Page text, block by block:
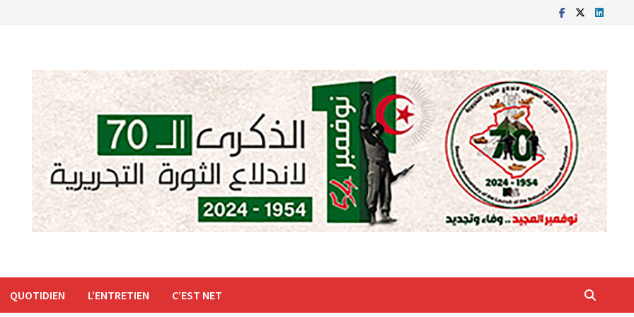
QUOTIDIEN L’ENTRETIEN C’EST NET